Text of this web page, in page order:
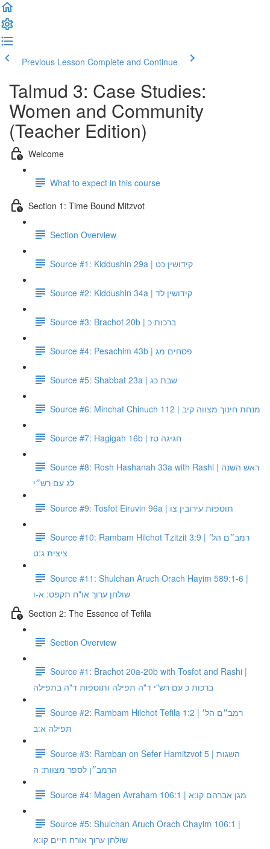
Previous Lesson Complete and Continue
Talmud 3: Case Studies:
Women and Community
(Teacher Edition)
Welcome
What to expect in this course
Section 1: Time Bound Mitzvot
Section Overview
Source #1: Kiddushin 29a | קידושין כט
Source #2: Kiddushin 34a | קידושין לד
Source #3: Brachot 20b | ברכות כ
Source #4: Pesachim 43b | פסחים מג
Source #5: Shabbat 23a | שבת כג
Source #6: Minchat Chinuch 112 | מנחת חינוך מצווה קיב
Source #7: Hagigah 16b | חגיגה טז
Source #8: Rosh Hashanah 33a with Rashi | ראש השנה
לג עם רש״י
Source #9: Tosfot Eiruvin 96a | תוספות עירובין צו
Source #10: Rambam Hilchot Tzitzit 3:9 | רמב״ם הל׳
ציצית ג:ט
Source #11: Shulchan Aruch Orach Hayim 589:1-6 |
שולחן ערוך או"ח תקפט: א-ו
Section 2: The Essence of Tefila
Section Overview
Source #1: Brachot 20a-20b with Tosfot and Rashi |
ברכות כ עם רש"י ד"ה תפילה ותוספות ד"ה בתפילה
Source #2: Rambam Hilchot Tefila 1:2 | רמב״ם הל׳
תפילה א:ב
Source #3: Ramban on Sefer Hamitzvot 5 | השגות
הרמב״ן לספר מצוות: ה
Source #4: Magen Avraham 106:1 | מגן אברהם קו:א
Source #5: Shulchan Aruch Orach Chayim 106:1 |
שולחן ערוך אורח חיים קו:א